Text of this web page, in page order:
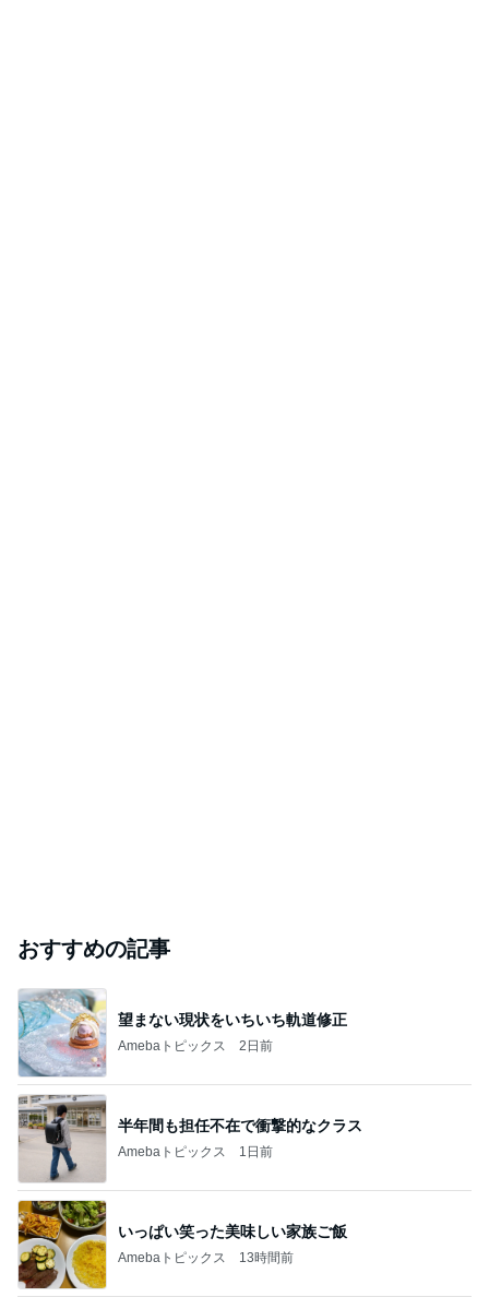
おすすめの記事
望まない現状をいちいち軌道修正
Amebaトピックス 2日前
半年間も担任不在で衝撃的なクラス
Amebaトピックス 1日前
いっぱい笑った美味しい家族ご飯
Amebaトピックス 13時間前